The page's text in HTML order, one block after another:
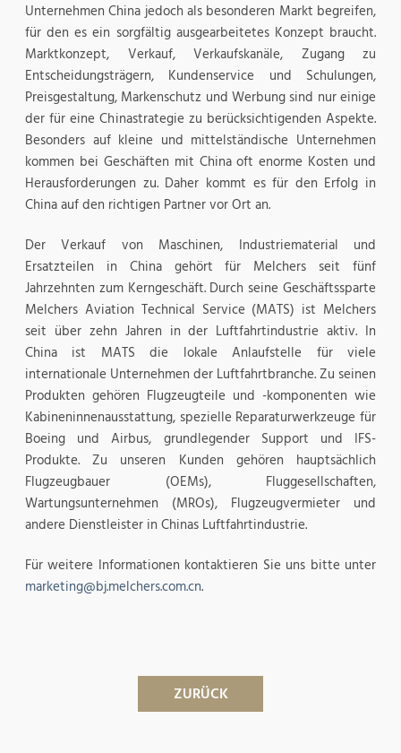
Unternehmen China jedoch als besonderen Markt begreifen,
für den es ein sorgfältig ausgearbeitetes Konzept braucht.
Marktkonzept, Verkauf, Verkaufskanäle, Zugang zu
Entscheidungsträgern, Kundenservice und Schulungen,
Preisgestaltung, Markenschutz und Werbung sind nur einige
der für eine Chinastrategie zu berücksichtigenden Aspekte.
Besonders auf kleine und mittelständische Unternehmen
kommen bei Geschäften mit China oft enorme Kosten und
Herausforderungen zu. Daher kommt es für den Erfolg in
China auf den richtigen Partner vor Ort an.
Der Verkauf von Maschinen, Industriematerial und
Ersatzteilen in China gehört für Melchers seit fünf
Jahrzehnten zum Kerngeschäft. Durch seine Geschäftssparte
Melchers Aviation Technical Service (MATS) ist Melchers
seit über zehn Jahren in der Luftfahrtindustrie aktiv. In
China ist MATS die lokale Anlaufstelle für viele
internationale Unternehmen der Luftfahrtbranche. Zu seinen
Produkten gehören Flugzeugteile und -komponenten wie
Kabineninnenausstattung, spezielle Reparaturwerkzeuge für
Boeing und Airbus, grundlegender Support und IFS-
Produkte. Zu unseren Kunden gehören hauptsächlich
Flugzeugbauer (OEMs), Fluggesellschaften,
Wartungsunternehmen (MROs), Flugzeugvermieter und
andere Dienstleister in Chinas Luftfahrtindustrie.
Für weitere Informationen kontaktieren Sie uns bitte unter
marketing@bj.melchers.com.cn.
ZURÜCK